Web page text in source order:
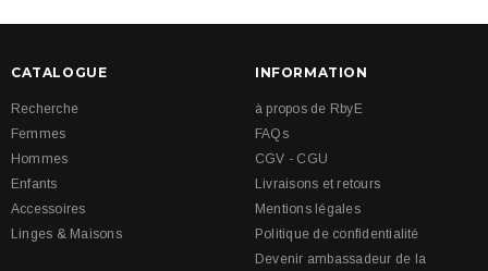
CATALOGUE
Recherche
Femmes
Hommes
Enfants
Accessoires
Linges & Maisons
INFORMATION
à propos de RbyE
FAQs
CGV - CGU
Livraisons et retours
Mentions légales
Politique de confidentialité
Devenir ambassadeur de la